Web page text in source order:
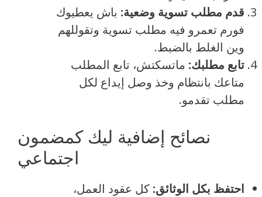
قدم مطلب تسوية وضعية: باش يعطيوك
فورم تعمرو فيه مطلب تسوية وتقوللهم
وين الغلط بالضبط.
تابع مطلبك: ماتسكتش، تابع المطلب
متاعك بانتظام وخذ وصل إيداع لكل
مطلب تقدمو.
نصائح إضافية ليك كمضمون
اجتماعي
احتفظ بكل الوثائق: كل عقود العمل،